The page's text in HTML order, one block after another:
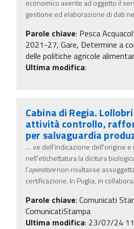
economico avente ad oggetto il
gestione ed elaborazione di dati
Parole chiave: Pesca
2021-27, Gare, Determine a
delle politiche agricole
Ultima modifica:
Cabina di Regia.
attività controllo,
per salvaguardia
…ve dell'indicazione dell'origine e
nell'etichettatura la dicitura
l'operatorenon risultasse
certificazione. In Puglia, in
Parole chiave: Comunicati
ComunicatiStampa
Ultima modifica: 23/07/24